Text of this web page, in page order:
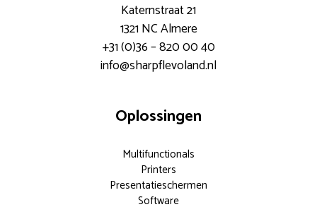
Katernstraat 21
1321 NC Almere
+31 (0)36 – 820 00 40
info@sharpflevoland.nl
Oplossingen
Multifunctionals
Printers
Presentatieschermen
Software